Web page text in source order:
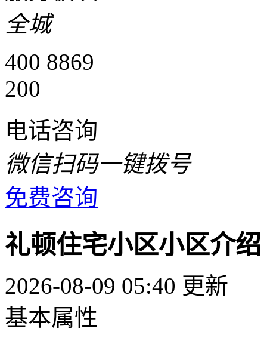
全城
400 8869
200
电话咨询
微信扫码一键拨号
免费咨询
礼顿住宅小区小区介绍
2026-08-09 05:40 更新
基本属性